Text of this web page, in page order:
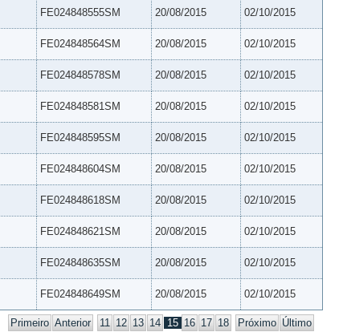
FE024848555SM 20/08/2015 02/10/2015
FE024848564SM 20/08/2015 02/10/2015
FE024848578SM 20/08/2015 02/10/2015
FE024848581SM 20/08/2015 02/10/2015
FE024848595SM 20/08/2015 02/10/2015
FE024848604SM 20/08/2015 02/10/2015
FE024848618SM 20/08/2015 02/10/2015
FE024848621SM 20/08/2015 02/10/2015
FE024848635SM 20/08/2015 02/10/2015
FE024848649SM 20/08/2015 02/10/2015
Primeiro Anterior 11 12 13 14 15 16 17 18 Próximo Último